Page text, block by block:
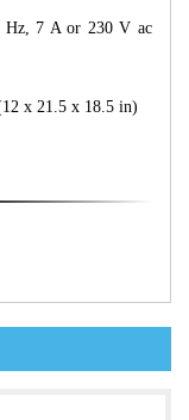
Hz, 7 A or 230 V ac
x 21.5 x 18.5 in)